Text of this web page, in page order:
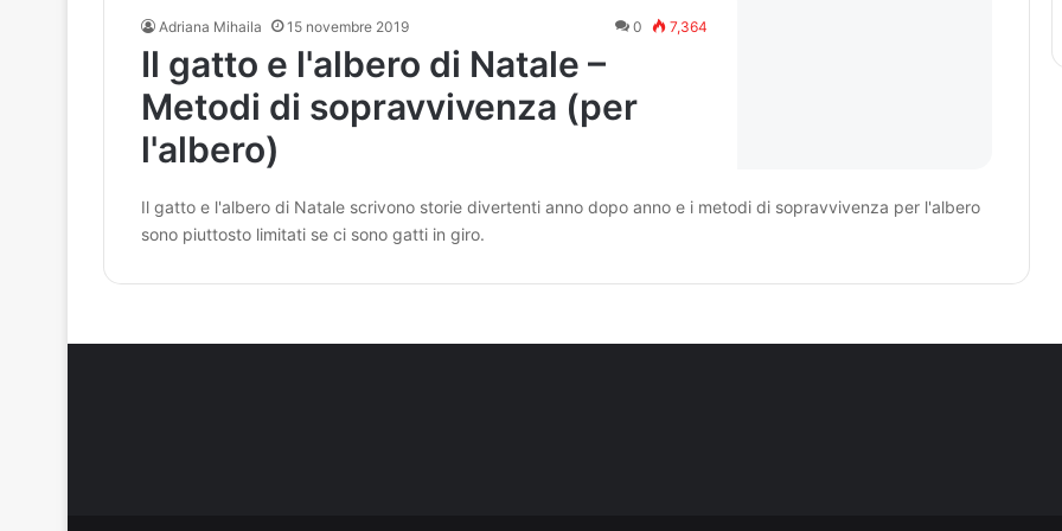
Adriana Mihaila 15 novembre 2019 0 7,364
Il gatto e l'albero di Natale –
Metodi di sopravvivenza (per
l'albero)
Il gatto e l'albero di Natale scrivono storie divertenti anno dopo anno e i metodi di sopravvivenza per l'albero
sono piuttosto limitati se ci sono gatti in giro.